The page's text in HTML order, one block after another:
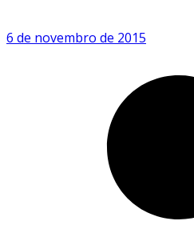
6 de novembro de 2015